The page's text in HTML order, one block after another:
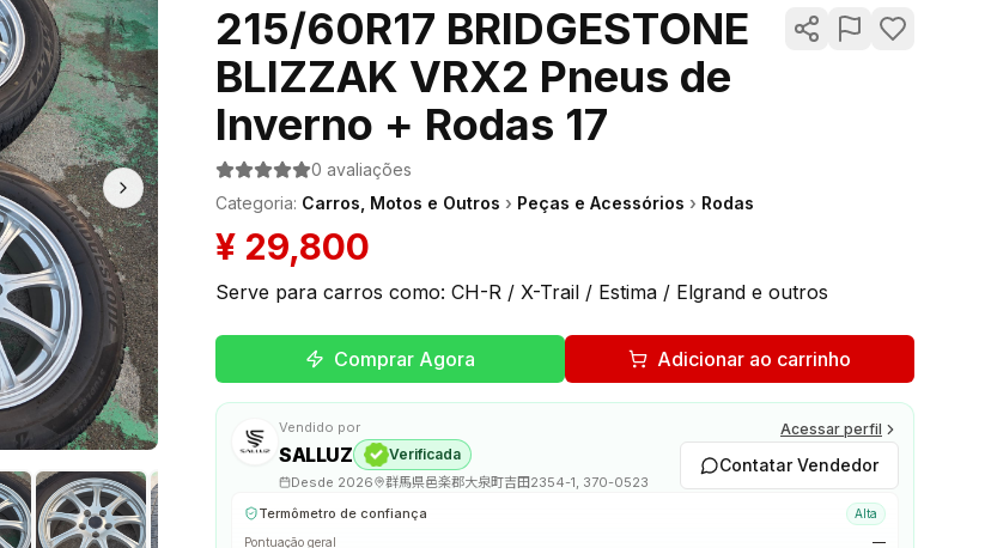
215/60R17 BRIDGESTONE
BLIZZAK VRX2 Pneus de
Inverno + Rodas 17
0 avaliações
Categoria: Carros, Motos e Outros › Peças e Acessórios › Rodas
¥ 29,800
Serve para carros como: CH-R / X-Trail / Estima / Elgrand e outros
Comprar Agora Adicionar ao carrinho
Vendido por
SALLUZ Verificada
Desde 2026 群馬県邑楽郡大泉町吉田2354-1, 370-0523
Acessar perfil
Contatar Vendedor
Termômetro de confiança
Alta
Pontuação geral
—